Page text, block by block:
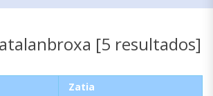
[5 resultados]
Zatia